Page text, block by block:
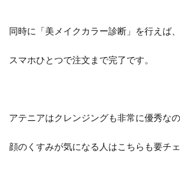
同時に「美メイクカラー診断」を行えば、
スマホひとつで注文まで完了です。
アテニアはクレンジングも非常に優秀なの
顔のくすみが気になる人はこちらも要チェ